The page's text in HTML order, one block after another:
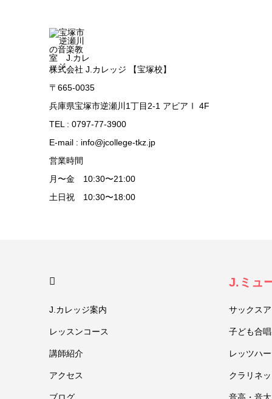
株式会社 J.カレッジ 【宝塚校】
〒665-0035
兵庫県宝塚市逆瀬川1丁目2-1 アピアⅠ 4F
TEL : 0797-77-3900
E-mail : info@jcollege-tkz.jp
営業時間
月〜金 10:30〜21:00
土日祝 10:30〜18:00
J.カレッジ案内
レッスンコース
講師紹介
アクセス
J.ミュ
サックス
子ども合
レッツハ
クラリネ